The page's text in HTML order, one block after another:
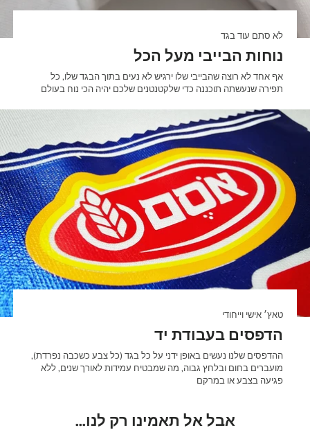
לא סתם עוד בגד
נוחות הבייבי מעל הכל
אף אחד לא רוצה שהבייבי שלו ירגיש לא נעים בתוך הבגד שלו, כל
תפירה שנעשתה תוכננה כדי שלקטנטנים שלכם יהיה הכי נוח בעולם
טאץ׳ אישי וייחודי
הדפסים בעבודת יד
ההדפסים שלנו נעשים באופן ידני על כל בגד (כל צבע כשכבה נפרדת),
מועברים בחום ובלחץ גבוה, מה שמבטיח עמידות לאורך שנים, ללא
פגיעה בצבע או במרקם
אבל אל תאמינו רק לנו...